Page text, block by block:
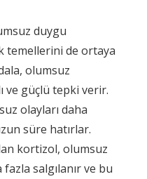
duygu
temellerini de ortaya
olumsuz
ve güçlü tepki verir.
olayları daha
süre hatırlar.
kortizol, olumsuz
salgılanır ve bu